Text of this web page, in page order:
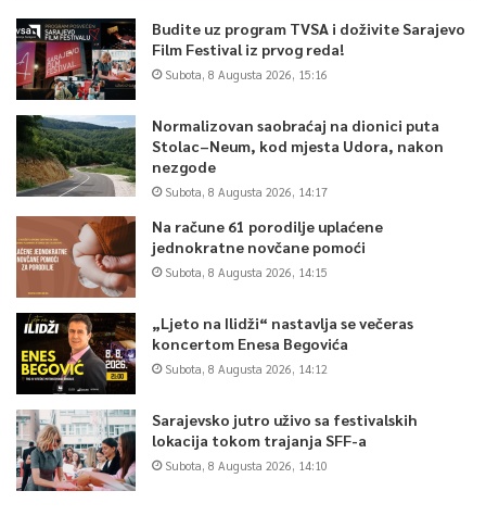
Budite uz program TVSA i doživite Sarajevo
Film Festival iz prvog reda!
Subota, 8 Augusta 2026, 15:16
Normalizovan saobraćaj na dionici puta
Stolac–Neum, kod mjesta Udora, nakon
nezgode
Subota, 8 Augusta 2026, 14:17
Na račune 61 porodilje uplaćene
jednokratne novčane pomoći
Subota, 8 Augusta 2026, 14:15
„Ljeto na Ilidži“ nastavlja se večeras
koncertom Enesa Begovića
Subota, 8 Augusta 2026, 14:12
Sarajevsko jutro uživo sa festivalskih
lokacija tokom trajanja SFF-a
Subota, 8 Augusta 2026, 14:10